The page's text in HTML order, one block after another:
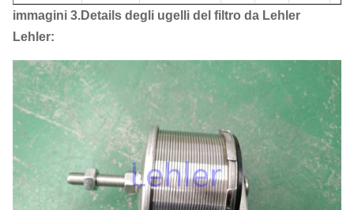
immagini 3.Details degli ugelli del filtro da Lehler
Lehler: